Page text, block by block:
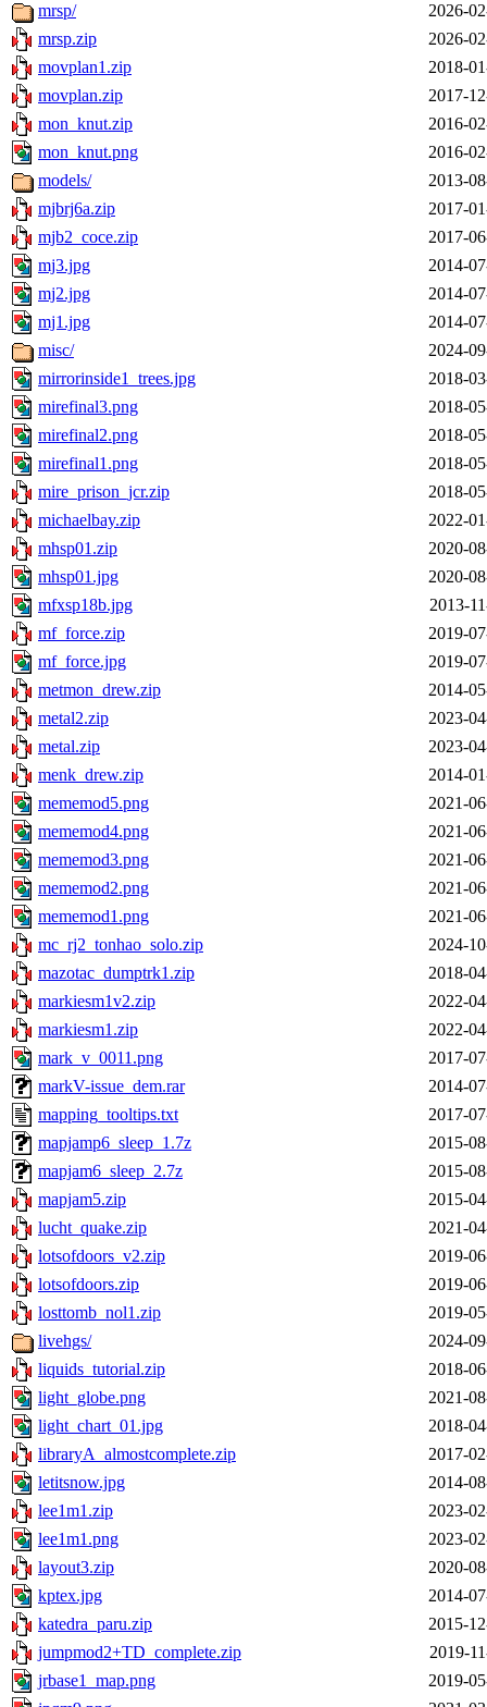
mrsp/
2026-
mrsp.zip
2026-
movplan1.zip
2018-
movplan.zip
2017-
mon_knut.zip
2016-
mon_knut.png
2016-
models/
2013-
mjbrj6a.zip
2017-
mjb2_coce.zip
2017-
mj3.jpg
2014-
mj2.jpg
2014-
mj1.jpg
2014-
misc/
2024-
mirrorinside1_trees.jpg
2018-
mirefinal3.png
2018-
mirefinal2.png
2018-
mirefinal1.png
2018-
mire_prison_jcr.zip
2018-
michaelbay.zip
2022-
mhsp01.zip
2020-
mhsp01.jpg
2020-
mfxsp18b.jpg
2013-
mf_force.zip
2019-
mf_force.jpg
2019-
metmon_drew.zip
2014-
metal2.zip
2023-
metal.zip
2023-
menk_drew.zip
2014-
mememod5.png
2021-
mememod4.png
2021-
mememod3.png
2021-
mememod2.png
2021-
mememod1.png
2021-
mc_rj2_tonhao_solo.zip
2024-
mazotac_dumptrk1.zip
2018-
markiesm1v2.zip
2022-
markiesm1.zip
2022-
mark_v_0011.png
2017-
markV-issue_dem.rar
2014-
mapping_tooltips.txt
2017-
mapjamp6_sleep_1.7z
2015-
mapjam6_sleep_2.7z
2015-
mapjam5.zip
2015-
lucht_quake.zip
2021-
lotsofdoors_v2.zip
2019-
lotsofdoors.zip
2019-
losttomb_nol1.zip
2019-
livehgs/
2024-
liquids_tutorial.zip
2018-
light_globe.png
2021-
light_chart_01.jpg
2018-
libraryA_almostcomplete.zip
2017-
letitsnow.jpg
2014-
lee1m1.zip
2023-
lee1m1.png
2023-
layout3.zip
2020-
kptex.jpg
2014-
katedra_paru.zip
2015-
jumpmod2+TD_complete.zip
2019-
jrbase1_map.png
2019-